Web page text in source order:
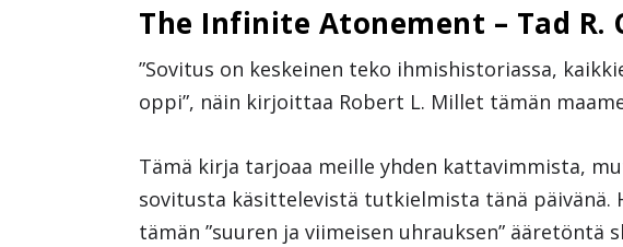
The Infinite Atonement – Tad R.
”Sovitus on keskeinen teko ihmishistoriassa,
oppi”, näin kirjoittaa Robert L. Millet tämän
Tämä kirja tarjoaa meille yhden kattavimmista,
sovitusta käsittelevistä tutkielmista tänä päivänä.
tämän ”suuren ja viimeisen uhrauksen” ääretöntä